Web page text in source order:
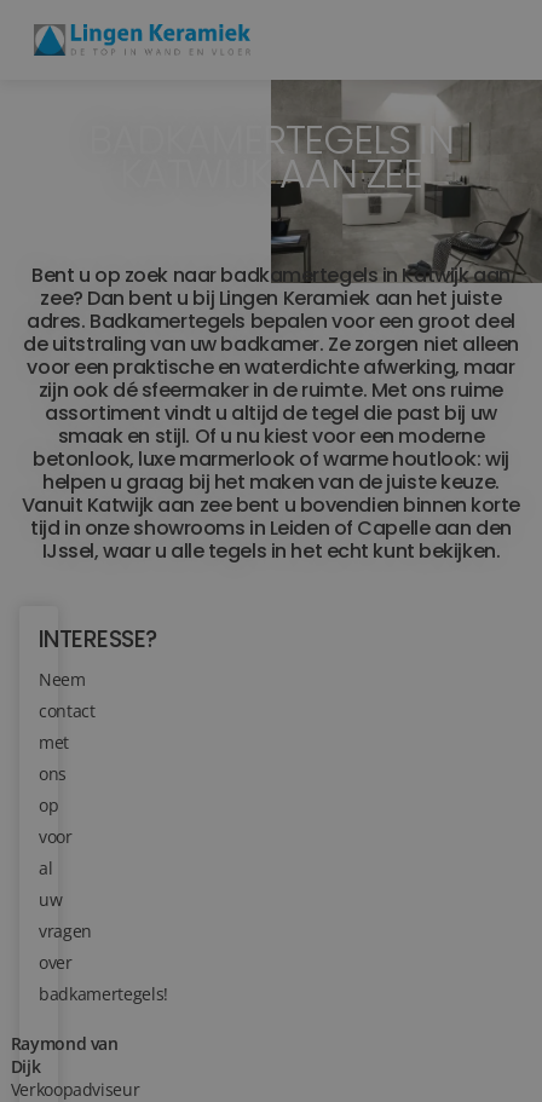
MEER PRODUCTEN
SHOWROOM BEZOEKEN
Stijlstudio's
Projecten
Inspiratie
Over ons
Tegelviewer
Reviews
Contact
BADKAMERTEGELS IN
KATWIJK AAN ZEE
Bent u op zoek naar badkamertegels in Katwijk aan
zee? Dan bent u bij Lingen Keramiek aan het juiste
adres. Badkamertegels bepalen voor een groot deel
de uitstraling van uw badkamer. Ze zorgen niet alleen
voor een praktische en waterdichte afwerking, maar
zijn ook dé sfeermaker in de ruimte. Met ons ruime
assortiment vindt u altijd de tegel die past bij uw
smaak en stijl. Of u nu kiest voor een moderne
betonlook, luxe marmerlook of warme houtlook: wij
helpen u graag bij het maken van de juiste keuze.
Vanuit Katwijk aan zee bent u bovendien binnen korte
tijd in onze showrooms in Leiden of Capelle aan den
IJssel, waar u alle tegels in het echt kunt bekijken.
INTERESSE?
Neem
contact
met
ons
op
voor
al
uw
vragen
over
badkamertegels!
Raymond van
Dijk
Verkoopadviseur